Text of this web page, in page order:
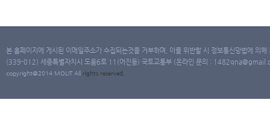
본 홈페이지에 게시된 이메일주소가 수집되는것을 거부하며, 이를 위반할 시 정보통신망법에 의
(339-012) 세종특별자치시 도움6로 11(어진동) 국토교통부 (온라인 문의 :
copyright@2014 MOLIT All rights reserved.